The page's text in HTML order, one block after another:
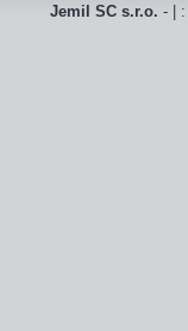
Jemil SC s.r.o. - |